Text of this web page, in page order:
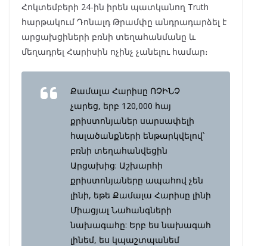
Հոկտեմբերի 24-ին իրեն պատկանող Truth
հարթակում Դոնալդ Թրամփը անդրադարձել է
արցախցիների բռնի տեղահանմանը և
մեղադրել Հարիսին ոչինչ չանելու համար։
Քամալա Հարիսը ՈՉԻՆՉ
չարեց, երբ 120,000 հայ
քրիստոնյաներ սարսափելի
հալածանքների ենթարկվելով՝
բռնի տեղահանվեցին
Արցախից: Աշխարհի
քրիստոնյաները ապահով չեն
լինի, եթե Քամալա Հարիսը լինի
Միացյալ Նահանգների
նախագահը: Երբ ես նախագահ
լինեմ, ես կպաշտպանեմ